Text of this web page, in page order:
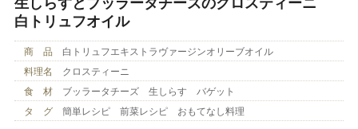
生しらすとブッラータチーズのクロスティーニ
白トリュフオイル
商 品
白トリュフエキストラヴァージンオリーブオイル
料理名
クロスティーニ
食 材
ブッラータチーズ 生しらす バゲット
タ グ
簡単レシピ 前菜レシピ おもてなし料理